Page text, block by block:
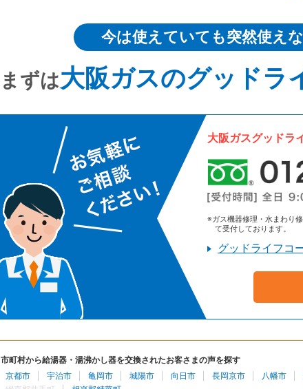
今は使えていても突然使え
まずは大阪ガスのグッドラ
大阪ガスグッドラ
※ガス機器修理・水まわり
て受付しております。
グッドライフコ
市町村から給湯器・湯沸かし器を交換されたお客さまの声を探す
京都市
宇治市 亀岡市 城陽市 向日市 長岡京市 八幡市